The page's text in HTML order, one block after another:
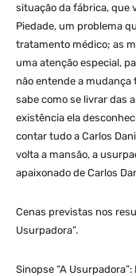
situação da fábrica, que
Piedade, um problema
tratamento médico; as
uma atenção especial,
não entende a mudança
sabe como se livrar das
existência ela
contar tudo a Carlos
volta a mansão, a
apaixonado de Carlos
Cenas previstas nos
Usurpadora”.
Sinopse “A